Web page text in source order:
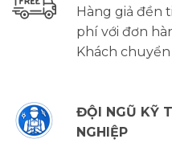
Hàng giả đền
phí với đơn
Khách
ĐỘI NGŨ KỸ
NGHIỆP